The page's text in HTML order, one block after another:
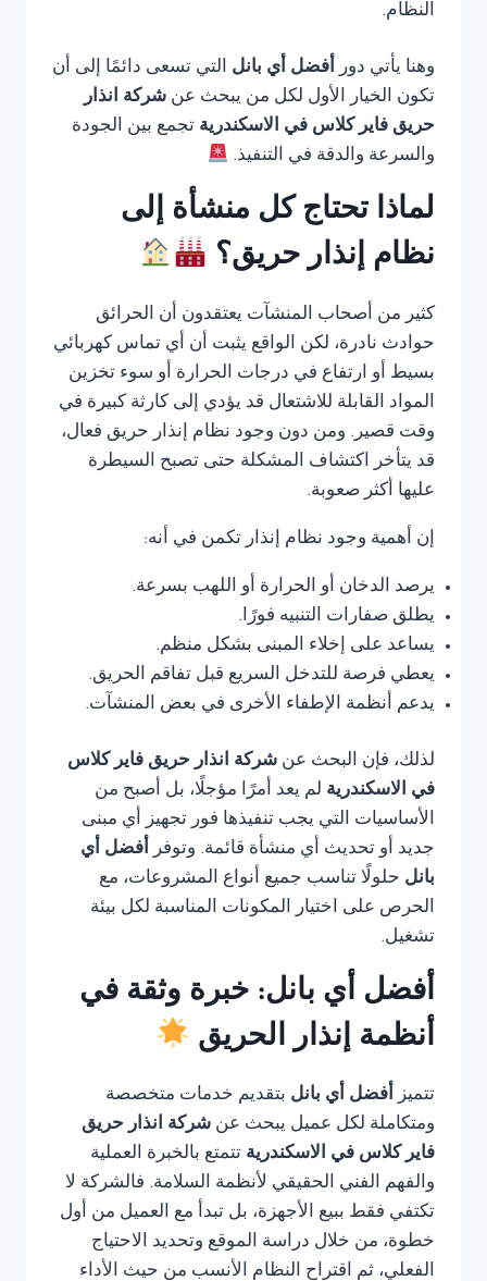
النظام.
وهنا يأتي دور أفضل أي بانل التي تسعى دائمًا إلى أن
تكون الخيار الأول لكل من يبحث عن شركة انذار
حريق فاير كلاس في الاسكندرية تجمع بين الجودة
والسرعة والدقة في التنفيذ.
لماذا تحتاج كل منشأة إلى
نظام إنذار حريق؟
كثير من أصحاب المنشآت يعتقدون أن الحرائق
حوادث نادرة، لكن الواقع يثبت أن أي تماس كهربائي
بسيط أو ارتفاع في درجات الحرارة أو سوء تخزين
المواد القابلة للاشتعال قد يؤدي إلى كارثة كبيرة في
وقت قصير. ومن دون وجود نظام إنذار حريق فعال،
قد يتأخر اكتشاف المشكلة حتى تصبح السيطرة
عليها أكثر صعوبة.
إن أهمية وجود نظام إنذار تكمن في أنه:
يرصد الدخان أو الحرارة أو اللهب بسرعة.
يطلق صفارات التنبيه فورًا.
يساعد على إخلاء المبنى بشكل منظم.
يعطي فرصة للتدخل السريع قبل تفاقم الحريق.
يدعم أنظمة الإطفاء الأخرى في بعض المنشآت.
لذلك، فإن البحث عن شركة انذار حريق فاير كلاس
في الاسكندرية لم يعد أمرًا مؤجلًا، بل أصبح من
الأساسيات التي يجب تنفيذها فور تجهيز أي مبنى
جديد أو تحديث أي منشأة قائمة. وتوفر أفضل أي
بانل حلولًا تناسب جميع أنواع المشروعات، مع
الحرص على اختيار المكونات المناسبة لكل بيئة
تشغيل.
أفضل أي بانل: خبرة وثقة في
أنظمة إنذار الحريق
تتميز أفضل أي بانل بتقديم خدمات متخصصة
ومتكاملة لكل عميل يبحث عن شركة انذار حريق
فاير كلاس في الاسكندرية تتمتع بالخبرة العملية
والفهم الفني الحقيقي لأنظمة السلامة. فالشركة لا
تكتفي فقط ببيع الأجهزة، بل تبدأ مع العميل من أول
خطوة، من خلال دراسة الموقع وتحديد الاحتياج
الفعلي، ثم اقتراح النظام الأنسب من حيث الأداء